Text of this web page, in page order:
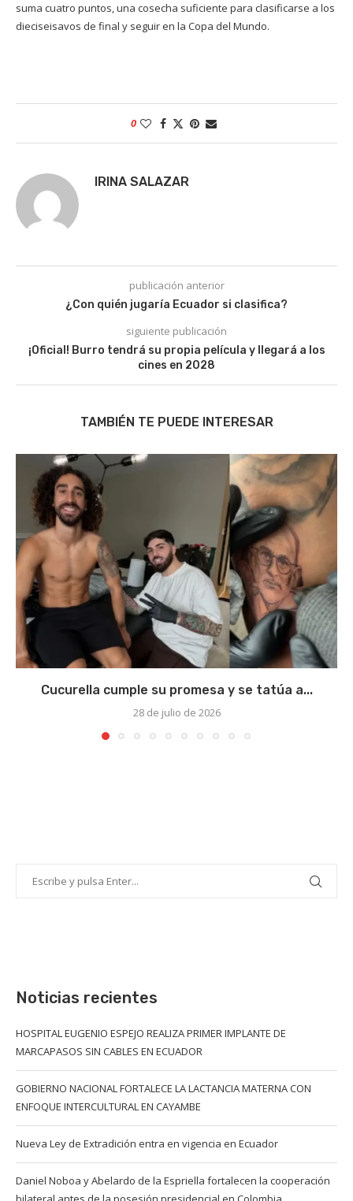
suma cuatro puntos, una cosecha suficiente para clasificarse a los
dieciseisavos de final y seguir en la Copa del Mundo.
0
IRINA SALAZAR
publicación anterior
¿Con quién jugaría Ecuador si clasifica?
siguiente publicación
¡Oficial! Burro tendrá su propia película y llegará a los
cines en 2028
TAMBIÉN TE PUEDE INTERESAR
Cucurella cumple su promesa y se tatúa a...
28 de julio de 2026
Noticias recientes
HOSPITAL EUGENIO ESPEJO REALIZA PRIMER IMPLANTE DE
MARCAPASOS SIN CABLES EN ECUADOR
GOBIERNO NACIONAL FORTALECE LA LACTANCIA MATERNA CON
ENFOQUE INTERCULTURAL EN CAYAMBE
Nueva Ley de Extradición entra en vigencia en Ecuador
Daniel Noboa y Abelardo de la Espriella fortalecen la cooperación